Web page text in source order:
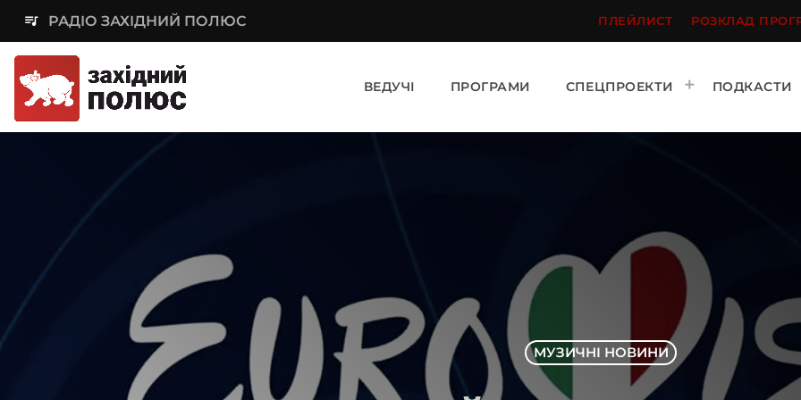
queue_music РАДІО ЗАХІДНИЙ ПОЛЮС ПЛЕЙЛИСТ РОЗКЛАД
ВЕДУЧІ ПРОГРАМИ СПЕЦПРОЕКТИ ПОДКАСТИ
МУЗИЧНІ НОВИНИ